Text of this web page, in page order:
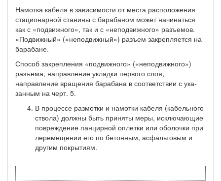
Намотка кабеля в зависимости от места расположения
стационарной ста­нины с барабаном может начинаться
как с «подвижного», так и с «неподвижно­го» разъемов.
«Подвижный» («неподвижный») разъем закрепляется на
барабане.
Способ закрепления «подвижного» («неподвижного»)
разъема, направление укладки первого слоя,
направление вращения барабана в соответствии с ука­
занным на черт. 5.
В процессе размотки и намотки кабеля (кабельного
ствола) должны быть приняты меры, исключающие
повреждение панцирной оплетки или оболочки при
леремещении его по бетонным, асфальтовым и
другим покрытиям.